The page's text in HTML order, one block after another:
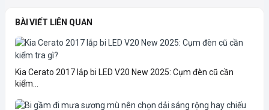
BÀI VIẾT LIÊN QUAN
Kia Cerato 2017 lắp bi LED V20 New 2025: Cụm đèn cũ cần
kiểm...